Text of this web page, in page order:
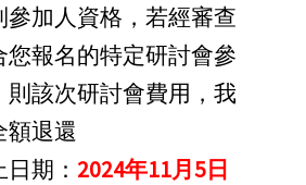
參加人資格，若經審查
您報名的特定研討會參
則該次研討會費用，我
額退還
期： 2024年11月5日